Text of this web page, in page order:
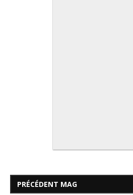
PRÉCÉDENT MAG